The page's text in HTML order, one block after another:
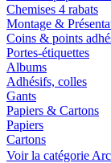
Chemises 4 rabats
Montage &
Coins & points
Portes-étiquettes
Albums
Adhésifs, colles
Gants
Papiers & Cartons
Papiers
Cartons
Voir la catégorie